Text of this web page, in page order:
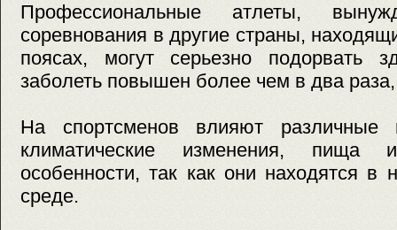
Профессиональные атлеты,
соревнования в другие страны,
поясах, могут серьезно подорвать
заболеть повышен более чем в два
На спортсменов влияют различные
климатические изменения, пища
особенности, так как они находятся в
среде.